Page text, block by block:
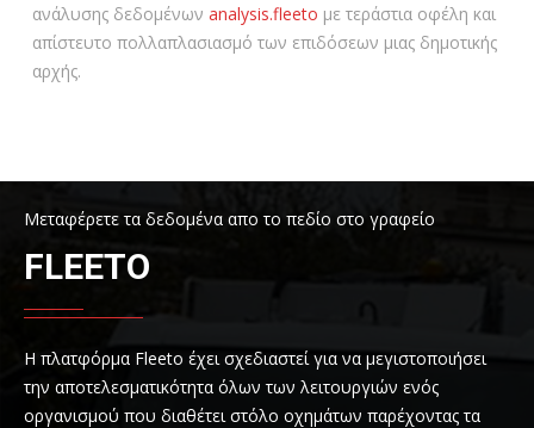
ανάλυσης δεδομένων analysis.fleeto με τεράστια οφέλη και
απίστευτο πολλαπλασιασμό των επιδόσεων μιας δημοτικής
αρχής.
Μεταφέρετε τα δεδομένα απο το πεδίο στο γραφείο
FLEETO
Η πλατφόρμα Fleeto έχει σχεδιαστεί για να μεγιστοποιήσει
την αποτελεσματικότητα όλων των λειτουργιών ενός
οργανισμού που διαθέτει στόλο οχημάτων παρέχοντας τα